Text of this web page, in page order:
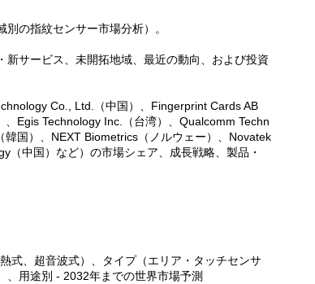
の指紋センサー市場分析）。
サービス、未開拓地域、最近の動向、および投資
Co., Ltd.（中国）、Fingerprint Cards AB
Egis Technology Inc.（台湾）、Qualcomm Techn
国）、NEXT Biometrics（ノルウェー）、Novatek
中国）など）の市場シェア、成長戦略、製品・
式、超音波式）、タイプ（エリア・タッチセンサ
、用途別 - 2032年までの世界市場予測